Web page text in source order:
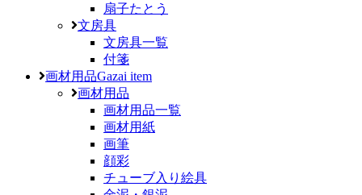
扇子たとう
文房具
文房具一覧
付箋
画材用品Gazai item
画材用品
画材用品一覧
画材用紙
画筆
顔彩
チューブ入り絵具